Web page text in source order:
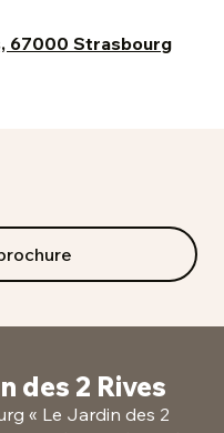
67000 Strasbourg
des 2 Rives
« Le Jardin des 2